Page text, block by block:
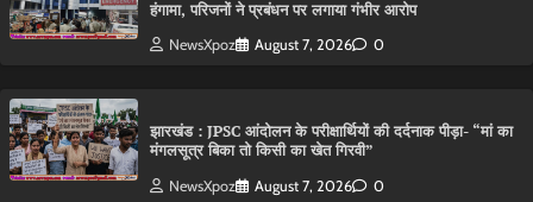
हंगामा, परिजनों ने प्रबंधन पर लगाया गंभीर आरोप
NewsXpoz August 7, 2026 0
झारखंड : JPSC आंदोलन के परीक्षार्थियों की दर्दनाक पीड़ा- “मां का
मंगलसूत्र बिका तो किसी का खेत गिरवी”
NewsXpoz August 7, 2026 0